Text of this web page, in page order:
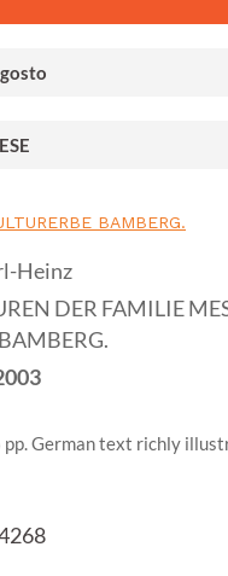
BAMBERG.
Heinz
DER FAMILIE
German text richly